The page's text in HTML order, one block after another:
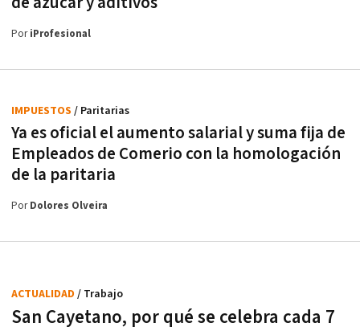
PoriProfesional
Ya es oficial el aumento salarial y suma fija de
Empleados de Comerio con la homologación
de la paritaria
IMPUESTOS / Paritarias
PorDolores Olveira
San Cayetano, por qué se celebra cada 7
ACTUALIDAD / Trabajo